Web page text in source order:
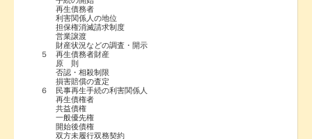
再生債務者
利害関係人の地位
担保権消滅請求制度
営業譲渡
財産状況などの調査・開示
５ 再生債務者財産
原 則
否認・相殺制限
損害賠償の査定
６ 民事再生手続の利害関係人
再生債権者
共益債権
一般優先権
開始後債権
双方未履行双務契約